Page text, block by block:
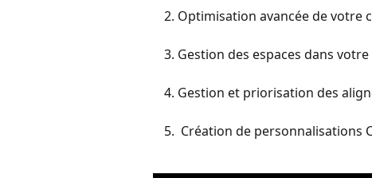
Optimisation avancée de votre
Gestion des espaces dans
Gestion et priorisation des
Création de personnalisations